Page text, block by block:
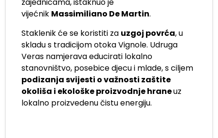
zajednicama, istaknuo je
vijećnik Massimiliano De Martin.
Staklenik će se koristiti za uzgoj povrća, u
skladu s tradicijom otoka Vignole. Udruga
Veras namjerava educirati lokalno
stanovništvo, posebice djecu i mlade, s ciljem
podizanja svijesti o važnosti zaštite
okoliša i ekološke proizvodnje hraneuz
lokalno proizvedenu čistu energiju.